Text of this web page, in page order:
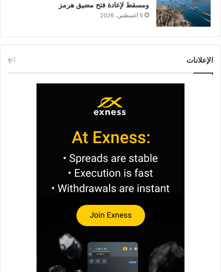
ومسقط لإعادة فتح مضيق هرمز
5 أغسطس، 2026
الإعلانات